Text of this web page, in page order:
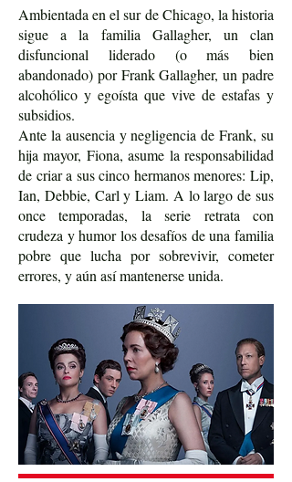
Ambientada en el sur de Chicago, la historia
sigue a la familia Gallagher, un clan
disfuncional liderado (o más bien
abandonado) por Frank Gallagher, un padre
alcohólico y egoísta que vive de estafas y
subsidios.
Ante la ausencia y negligencia de Frank, su
hija mayor, Fiona, asume la responsabilidad
de criar a sus cinco hermanos menores: Lip,
Ian, Debbie, Carl y Liam. A lo largo de sus
once temporadas, la serie retrata con
crudeza y humor los desafíos de una familia
pobre que lucha por sobrevivir, cometer
errores, y aún así mantenerse unida.